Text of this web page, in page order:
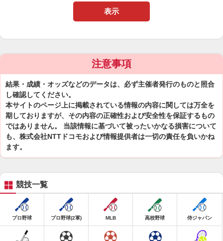
表示
注意事項
結果・成績・オッズなどのデータは、必ず主催者発行のものと照合
し確認してください。
本サイトのページ上に掲載されている情報の内容に関しては万全を
期しておりますが、その内容の正確性および安全性を保証するもの
ではありません。 当該情報に基づいて被ったいかなる損害について
も、株式会社NTTドコモおよび情報提供者は一切の責任を負いかね
ます。
競技一覧
プロ野球 プロ野球(2軍) MLB 高校野球 侍ジャパン